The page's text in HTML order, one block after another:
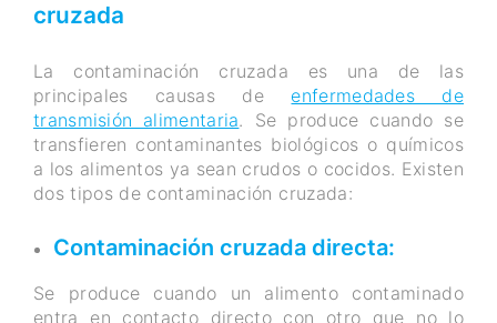
cruzada
La contaminación cruzada es una de las
principales causas de enfermedades de
transmisión alimentaria. Se produce cuando se
transfieren contaminantes biológicos o químicos
a los alimentos ya sean crudos o cocidos. Existen
dos tipos de contaminación cruzada:
Contaminación cruzada directa:
Se produce cuando un alimento contaminado
entra en contacto directo con otro que no lo